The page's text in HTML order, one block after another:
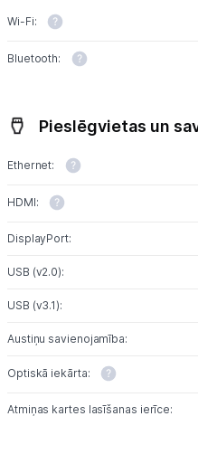
Wi-Fi:
Bluetooth:
Pieslēgvietas un
Ethernet:
HDMI:
DisplayPort:
USB (v2.0):
USB (v3.1):
Austiņu savienojamība:
Optiskā iekārta:
Atmiņas kartes lasīšanas ierīce: